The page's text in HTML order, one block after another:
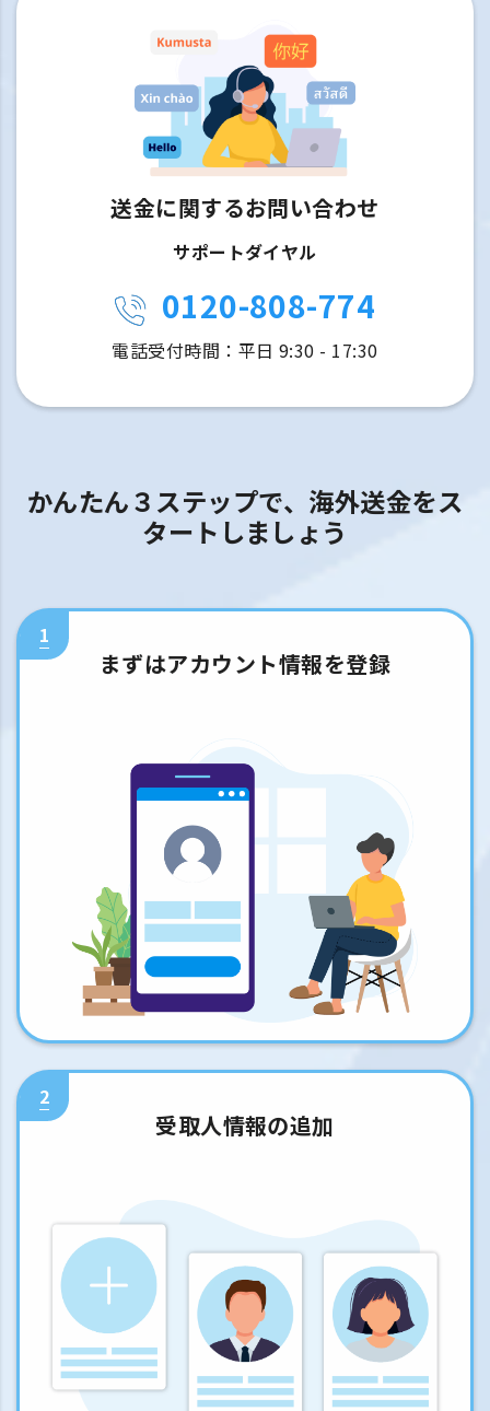
送金に関するお問い合わせ
サポートダイヤル
0120-808-774
電話受付時間：平日 9:30 - 17:30
かんたん３ステップで、海外送金をス
タートしましょう
1
まずはアカウント情報を登録
2
受取人情報の追加